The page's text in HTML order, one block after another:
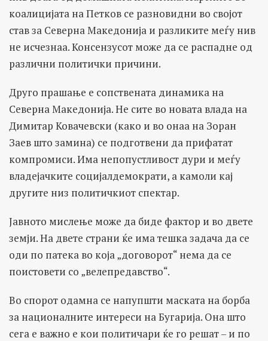
коалицијата на Петков се разновидни во својот
став за Северна Македонија и разликите меѓу нив
не исчезнаа. Консензусот може да се распадне од
различни политички причини.
Друго прашање е сопствената динамика на
Северна Македонија. Не сите во новата влада на
Димитар Ковачевски (како и во онаа на Зоран
Заев што замина) се подготвени да прифатат
компромиси. Има непопустливост дури и меѓу
владејачките социјалдемократи, а камоли кај
другите низ политичкиот спектар.
Јавното мислење може да биде фактор и во двете
земји. На двете страни ќе има тешка задача да се
оди по патека во која „договорот“ нема да се
поистовети со „велепредавство“.
Во спорот одамна се напупшти маската на борба
за националните интереси на Бугарија. Она што
сега е важно е кои политичари ќе го решат – и по